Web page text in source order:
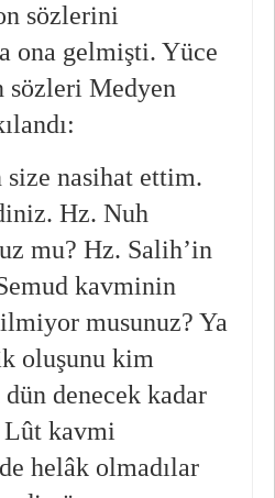
sözlerini
ona gelmişti. Yüce
sözleri Medyen
nasihat ettim.
Hz. Nuh
mu? Hz. Salih’in
kavminin
musunuz? Ya
oluşunu kim
denecek kadar
Lût kavmi
helâk olmadılar